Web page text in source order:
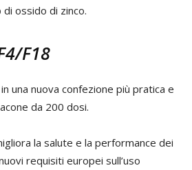
ossido di zinco.
F18
una nuova confezione più pratica e
da 200 dosi.
la salute e la performance dei
requisiti europei sull’uso